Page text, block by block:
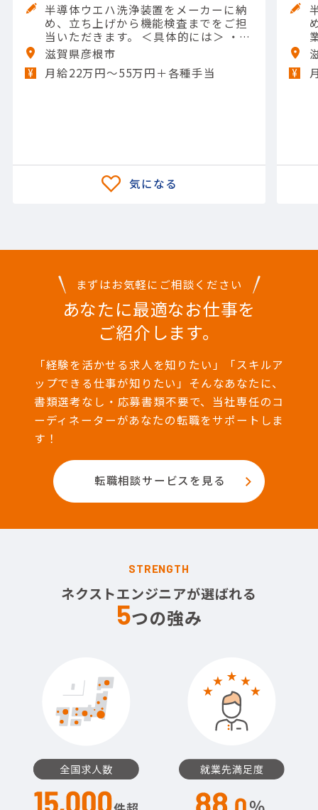
半導体ウエハ洗浄装置をメーカーに納
め、立ち上げから機能検査までをご担
当いただきます。 ＜具体的には＞ ・国
内外への出張 ・装置の立ち上げ ・機能
検査 ・データ取り纏め ※出張がメイン
のお仕事です。 【担当製品】(半導体関
滋賀県彦根市
月給22万円〜55万円＋各種手当
まずはお気軽にご相談ください
あなたに最適なお仕事を
ご紹介します。
「経験を活かせる求人を知りたい」「スキルア
ップできる仕事が知りたい」そんなあなたに、
書類選考なし・応募書類不要で、当社専任のコ
ーディネーターがあなたの転職をサポートしま
す！
転職相談サービスを見る
STRENGTH
ネクストエンジニアが選ばれる
5つの強み